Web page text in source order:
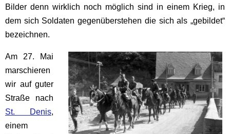
Bilder denn wirklich noch möglich sind in einem Krieg, in
dem sich Soldaten gegenüberstehen die sich als „gebildet“
bezeichnen.
Am 27. Mai
marschieren
wir auf guter
Straße nach
St. Denis,
einem